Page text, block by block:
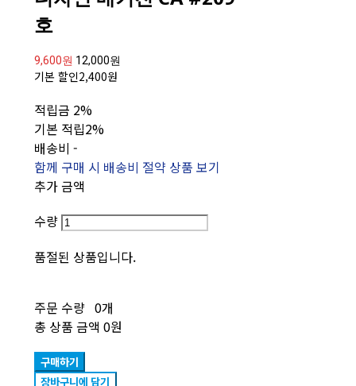
호
9,600원 12,000원
기본 할인2,400원
적립금 2%
기본 적립2%
배송비 -
함께 구매 시 배송비 절약 상품 보기
추가 금액
수량
품절된 상품입니다.
주문 수량 0개
총 상품 금액 0원
구매하기
장바구니에 담기